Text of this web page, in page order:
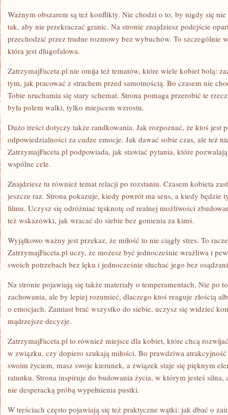
Ważnym obszarem są też konflikty. Nie chodzi o to, by nigdy się
tak, aby nie przekraczać granic. Na stronie znajdziesz podejście
przechodzić przez trudne rozmowy bez wybuchów. To szczególnie
która jest długofalowa.
ZatrzymajFaceta.pl nie omija też tematów, które wiele kobiet bolą:
tym, jak pracować z strachem przed samotnością. Bo czasem nie
Tobie uruchamia się stary schemat. Strona pomaga przerobić te
była polem walki, tylko miejscem wzrostu.
Dużo treści dotyczy także randkowania. Jak rozpoznać, że ktoś jest
odpowiedzialności za cudze emocje. Jak dawać sobie czas, ale też
ZatrzymajFaceta.pl podpowiada, jak stawiać pytania, które
wspólne cele.
Znajdziesz tu również temat relacji po rozstaniu. Czasem kobieta
jeszcze raz. Strona pokazuje, kiedy powrót ma sens, a kiedy będzie
filmu. Uczysz się odróżniać tęsknotę od realnej możliwości
też wskazówki, jak wracać do siebie bez gonienia za kimś.
Wyjątkowo ważny jest przekaz, że miłość to nie ciągły stres. To
ZatrzymajFaceta.pl uczy, że możesz być jednocześnie wrażliwa i
swoich potrzebach bez lęku i jednocześnie słuchać jego bez
Na stronie pojawiają się także materiały o temperamentach. Nie po
zachowania, ale by lepiej rozumieć, dlaczego ktoś reaguje złością
o emocjach. Zamiast brać wszystko do siebie, uczysz się widzieć
mądrzejsze decyzje.
ZatrzymajFaceta.pl to również miejsce dla kobiet, które chcą
w związku, czy dopiero szukają miłości. Bo prawdziwa
swoim życiem, masz swoje kierunek, a związek staje się pięknym
ratunku. Strona inspiruje do budowania życia, w którym jesteś silna,
nie desperacką próbą wypełnienia pustki.
W treściach często pojawiają się też praktyczne wątki: jak dbać o